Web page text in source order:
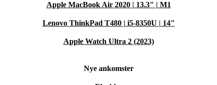
Apple MacBook Air 2020 | 13.3" | M1
Lenovo ThinkPad T480 | i5-8350U | 14"
Apple Watch Ultra 2 (2023)
Nye ankomster